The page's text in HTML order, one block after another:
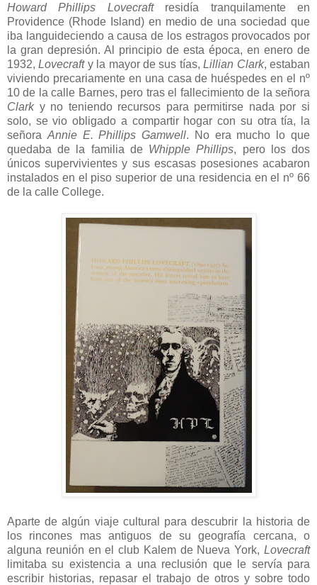
Howard Phillips Lovecraftresidía tranquilamente en
Providence (Rhode Island) en medio de una sociedad que
iba languideciendo a causa de los estragos provocados por
la gran depresión. Al principio de esta época, en enero de
1932,Lovecrafty la mayor de sus tías,Lillian Clark, estaban
viviendo precariamente en una casa de huéspedes en el nº
10 de la calle Barnes, pero tras el fallecimiento de la señora
Clarky no teniendo recursos para permitirse nada por si
solo, se vio obligado a compartir hogar con su otra tía, la
señora Annie E. Phillips Gamwell. No era mucho lo que
quedaba de la familia de Whipple Phillips, pero los dos
únicos supervivientes y sus escasas posesiones acabaron
instalados en el piso superior de una residencia en el nº 66
de la calle College.
Aparte de algún viaje cultural para descubrir la historia de
los rincones mas antiguos de su geografía cercana, o
alguna reunión en el club Kalem de Nueva York, Lovecraft
limitaba su existencia a una reclusión que le servía para
escribir historias, repasar el trabajo de otros y sobre todo